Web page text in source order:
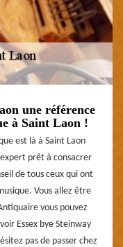
une référence
à Saint Laon !
est là à Saint Laon
prêt à consacrer
de tous ceux qui ont
Vous allez être
vous pouvez
Essex bye Steinway
pas de passer chez